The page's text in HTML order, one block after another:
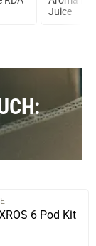
Juice
6 Pod Kit